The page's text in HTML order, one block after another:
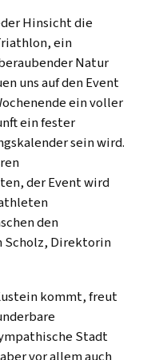
Hinsicht die
ein
Natur
uns auf den Event
ein voller
ein fester
sein wird.
der Event wird
den
Scholz, Direktorin
kommt, freut
Stadt